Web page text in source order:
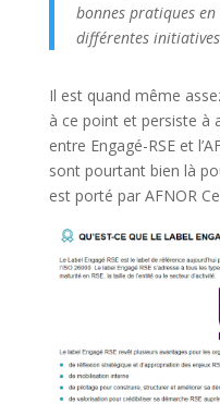
bonnes pratiques en
différentes
Il est quand même
à ce point et persiste à
entre Engagé-RSE et
sont pourtant bien là
est porté par AFNOR